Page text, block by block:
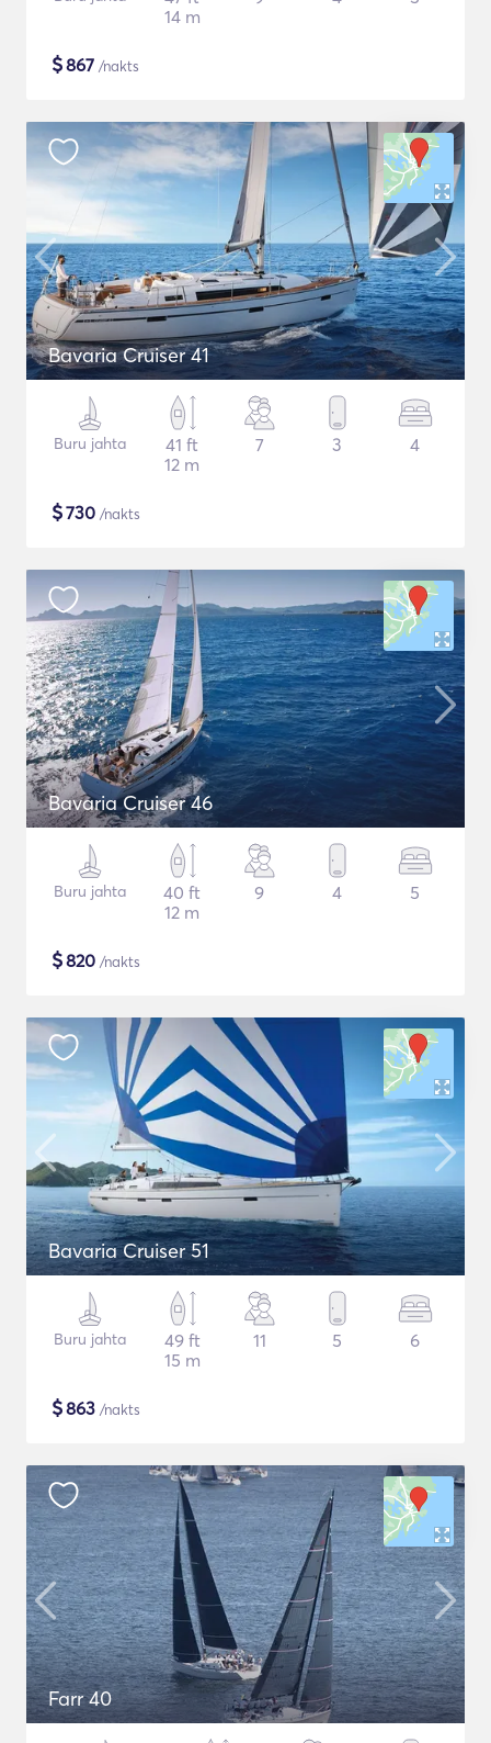
14 m
$867 /nakts
Bavaria Cruiser 41
Buru jahta
41 ft
12 m
7 3 4
$730 /nakts
Bavaria Cruiser 46
Buru jahta
40 ft
12 m
9 4 5
$820 /nakts
Bavaria Cruiser 51
Buru jahta
49 ft
15 m
11 5 6
$863 /nakts
Farr 40